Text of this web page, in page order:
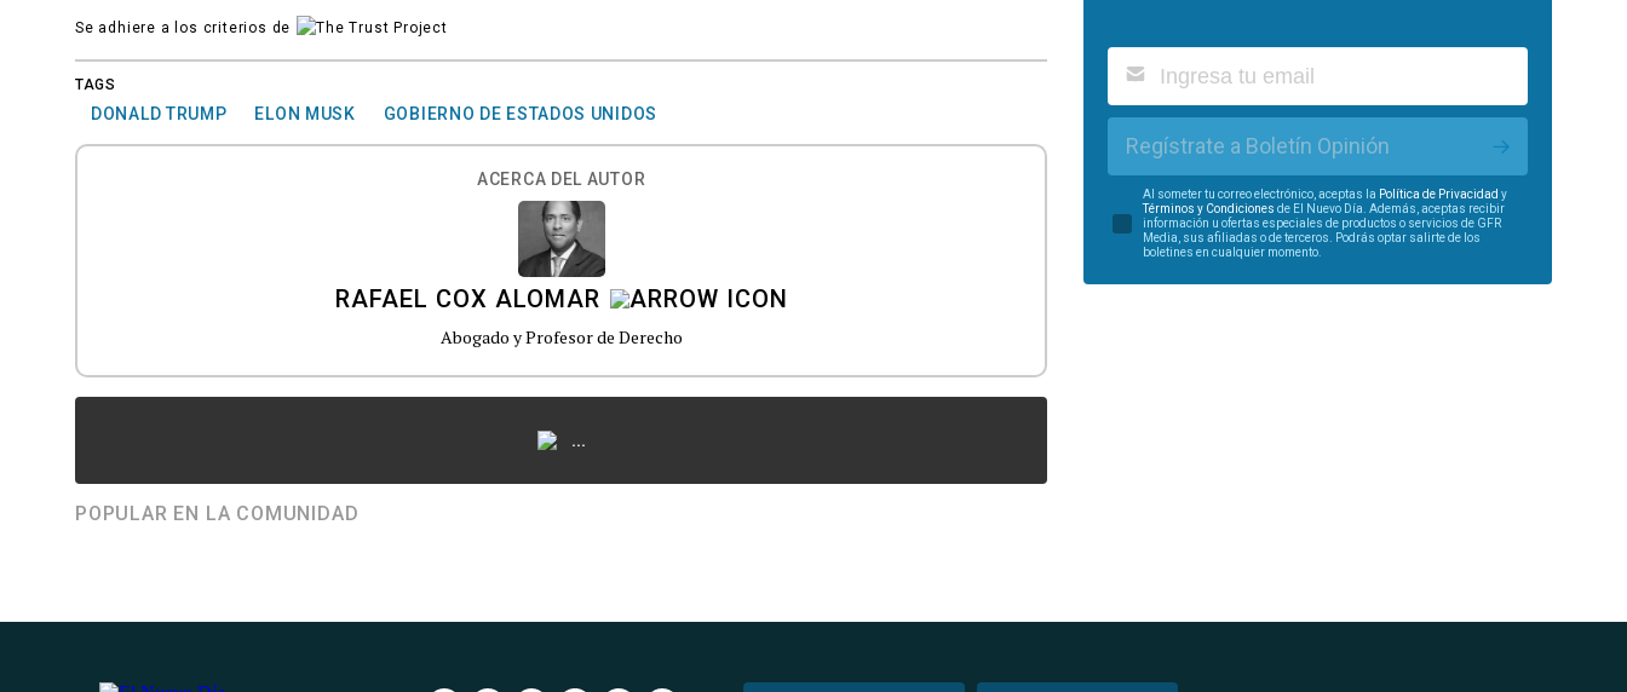
Se adhiere a los criterios de
TAGS
DONALD TRUMP ELON MUSK GOBIERNO DE ESTADOS UNIDOS
ACERCA DEL AUTOR
RAFAEL COX ALOMAR
Abogado y Profesor de Derecho
...
POPULAR EN LA COMUNIDAD
Regístrate a Boletín Opinión
Al someter tu correo electrónico, aceptas la Política de Privacidad y
Términos y Condiciones de El Nuevo Día. Además, aceptas recibir
información u ofertas especiales de productos o servicios de GFR
Media, sus afiliadas o de terceros. Podrás optar salirte de los
boletines en cualquier momento.